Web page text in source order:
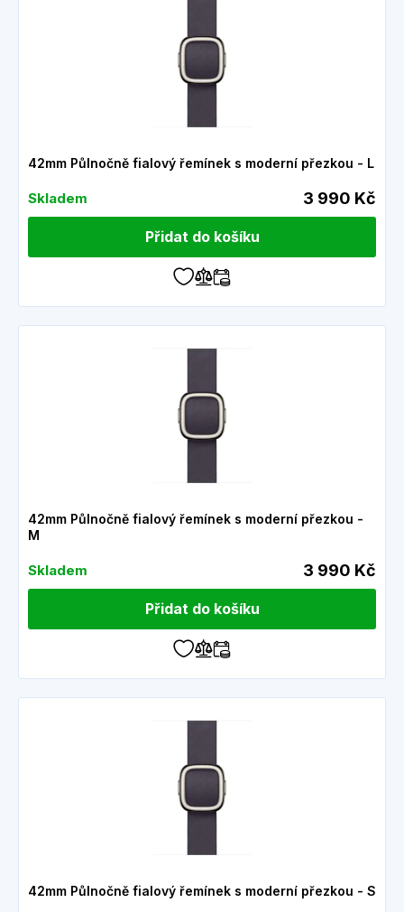
42mm Půlnočně fialový řemínek s moderní přezkou - L
Skladem 3 990 Kč
Přidat do košíku
42mm Půlnočně fialový řemínek s moderní přezkou -
M
Skladem 3 990 Kč
Přidat do košíku
42mm Půlnočně fialový řemínek s moderní přezkou - S